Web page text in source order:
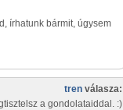
írhatunk bármit, úgysem
tren válasza:
a gondolataiddal. :)